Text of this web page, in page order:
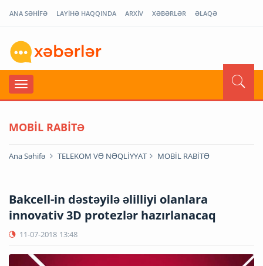
ANA SƏHİFƏ LAYİHƏ HAQQINDA ARXİV XƏBƏRLƏR ƏLAQƏ
MOBİL RABİTƏ
Ana Səhifə TELEKOM VƏ NƏQLİYYAT MOBİL RABİTƏ
Bakcell-in dəstəyilə əlilliyi olanlara
innovativ 3D protezlər hazırlanacaq
11-07-2018 13:48